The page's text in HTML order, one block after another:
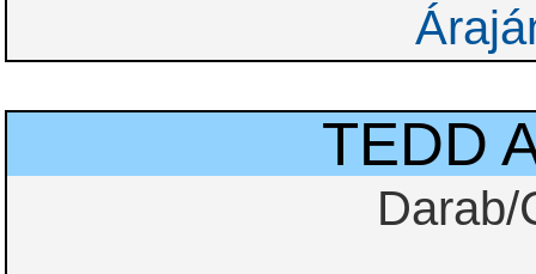
TEDD
Darab/